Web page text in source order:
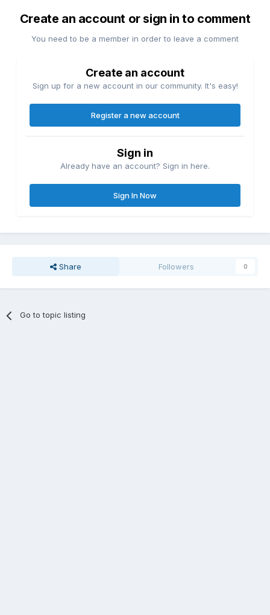
Create an account or sign in to comment
You need to be a member in order to leave a comment
Create an account
Sign up for a new account in our community. It's easy!
Register a new account
Sign in
Already have an account? Sign in here.
Sign In Now
Share Followers 0
Go to topic listing